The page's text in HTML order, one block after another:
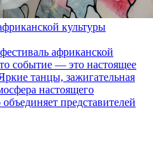
культуры
африканской
событие — это настоящее
танцы, зажигательная
настоящего
представителей